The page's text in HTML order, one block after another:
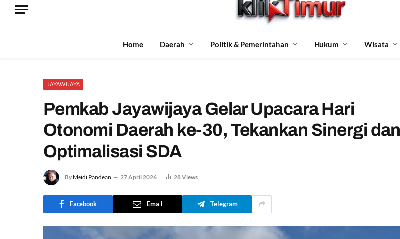
Home Daerah Politik & Pemerintahan Hukum Wisata
JAYAWIJAYA
Pemkab Jayawijaya Gelar Upacara Hari
Otonomi Daerah ke-30, Tekankan Sinergi dan
Optimalisasi SDA
By Meidi Pandean 27 April 2026 28Views
Facebook Email Telegram